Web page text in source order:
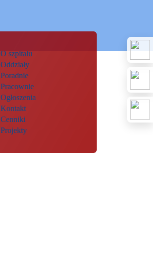
O szpitalu
Oddziały
Poradnie
Pracownie
Ogłoszenia
Kontakt
Cenniki
Projekty